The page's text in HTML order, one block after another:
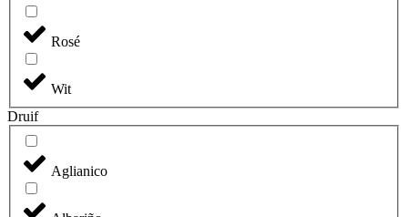
Rosé
Wit
Druif
Aglianico